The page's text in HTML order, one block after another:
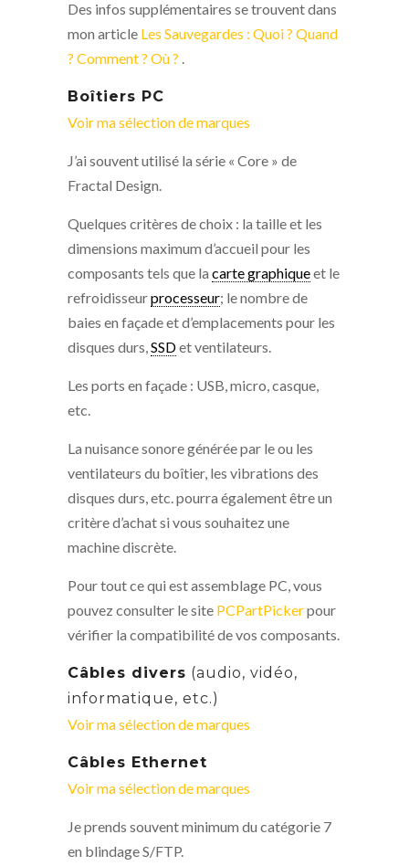
Des infos supplémentaires se trouvent dans
mon article Les Sauvegardes : Quoi ? Quand
? Comment ? Où ? .
Boîtiers PC
Voir ma sélection de marques
J’ai souvent utilisé la série « Core » de
Fractal Design.
Quelques critères de choix : la taille et les
dimensions maximum d’accueil pour les
composants tels que la carte graphiqueet le
refroidisseurprocesseur; le nombre de
baies en façade et d’emplacements pour les
disques durs,SSDet ventilateurs.
Les ports en façade : USB, micro, casque,
etc.
La nuisance sonore générée par le ou les
ventilateurs du boîtier, les vibrations des
disques durs, etc. pourra également être un
critère d’achat si vous souhaitez une
machine discrète.
Pour tout ce qui est assemblage PC, vous
pouvez consulter le site PCPartPickerpour
vérifier la compatibilité de vos composants.
Câbles divers (audio, vidéo,
informatique, etc.)
Voir ma sélection de marques
Câbles Ethernet
Voir ma sélection de marques
Je prends souvent minimum du catégorie 7
en blindage S/FTP.